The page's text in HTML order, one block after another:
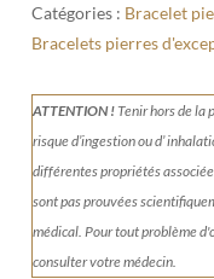
Catégories : Bracelet
Bracelets pierres
ATTENTION !Tenirhors de la
risque d’ingestion ou d’
différentes propriétés
sont pas prouvées
médical. Pour tout problème
consulter votre médecin.